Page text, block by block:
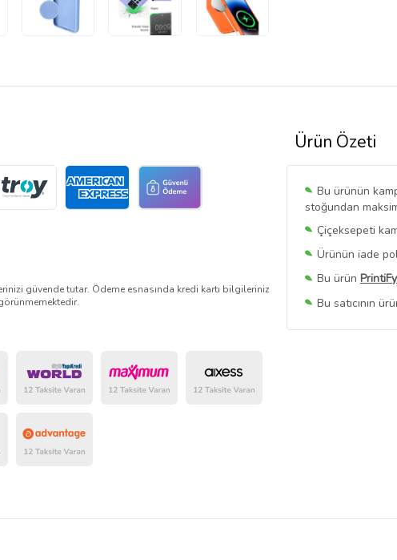
Ürün Özeti
Bu ürünün
stoğundan
Çiçeksepeti
Ürünün iade
Bu ürün PrintiFy
Bu satıcının
Bu Satıcının
güvende tutar. Ödeme esnasında kredi kartı bilgileriniz